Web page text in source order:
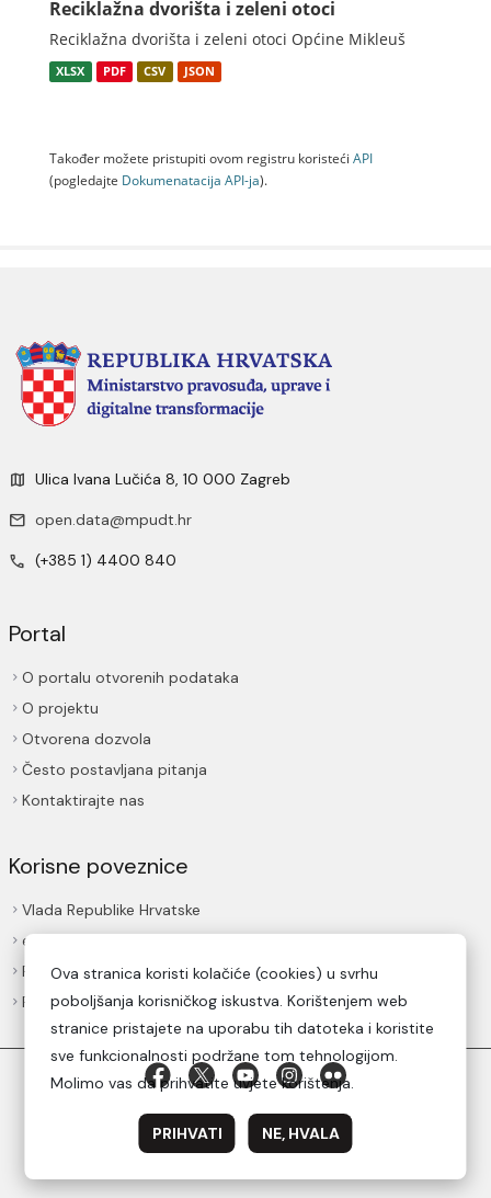
Reciklažna dvorišta i zeleni otoci
Reciklažna dvorišta i zeleni otoci Općine Mikleuš
XLSX PDF CSV JSON
Također možete pristupiti ovom registru koristeći API
(pogledajte Dokumenаtаcijа API-jа).